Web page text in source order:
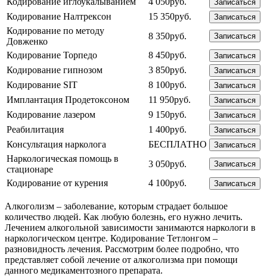
Записаться
Кодирование Налтрексон 15 350руб. Записаться
Кодирование по методу
Довженко
8 350руб. Записаться
Кодирование Торпедо 8 450руб. Записаться
Кодирование гипнозом 3 850руб. Записаться
Кодирование SIT 8 100руб. Записаться
Имплантация Продетоксоном 11 950руб. Записаться
Кодирование лазером 9 150руб. Записаться
Реабилитация 1 400руб. Записаться
Консультация нарколога БЕСПЛАТНО Записаться
Наркологическая помощь в
стационаре
3 050руб. Записаться
Кодирование от курения 4 100руб. Записаться
Алкоголизм – заболевание, которым страдает большое
количество людей. Как любую болезнь, его нужно лечить.
Лечением алкогольной зависимости занимаются наркологи в
наркологическом центре. Кодирование Тетлонгом –
разновидность лечения. Рассмотрим более подробно, что
представляет собой лечение от алкоголизма при помощи
данного медикаментозного препарата.